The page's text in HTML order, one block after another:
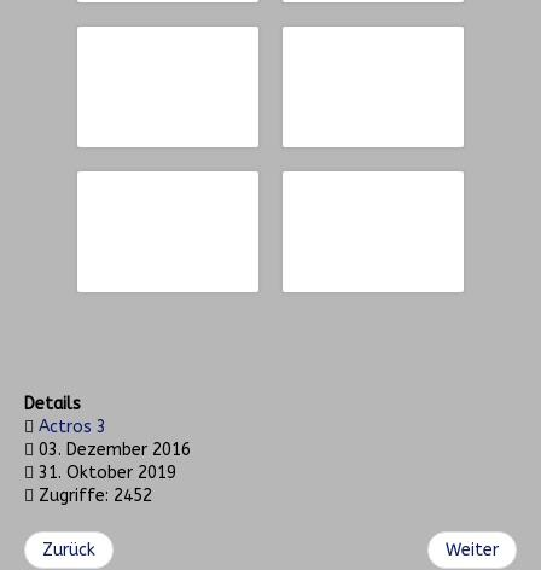
Details
Actros 3
03. Dezember 2016
31. Oktober 2019
Zugriffe: 2452
Zurück Weiter